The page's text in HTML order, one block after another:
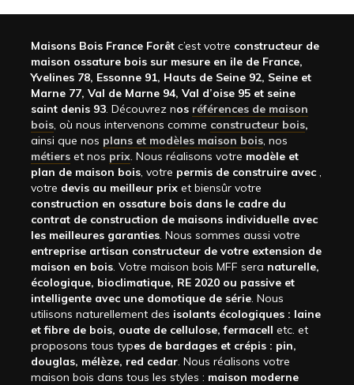
Maisons Bois France Forêt c’est votre constructeur de
maison ossature bois sur mesure en ile de France,
Yvelines 78, Essonne 91, Hauts de Seine 92, Seine et
Marne 77, Val de Marne 94, Val d’oise 95 et seine
saint denis 93. Découvrez nos références de maison
bois, où nous intervenons comme constructeur bois,
ainsi que nos plans et modèles maison bois, nos
métiers et nos prix. Nous réalisons votre modèle et
plan de maison bois, votre permis de construire avec ,
votre devis au meilleur prix et biensûr votre
construction en ossature bois dans le cadre du
contrat de construction de maisons individuelle avec
les meilleures garanties. Nous sommes aussi votre
entreprise artisan constructeur de votre extension de
maison en bois. Votre maison bois MFF sera naturelle,
écologique, bioclimatique, RE 2020 ou passive et
intelligente avec une domotique de série. Nous
utilisons naturellement des isolants écologiques : laine
et fibre de bois, ouate de cellulose, fermacell etc. et
proposons tous types de bardages et crépis : pin,
douglas, mélèze, red cedar. Nous réalisons votre
maison bois dans tous les styles : maison moderne